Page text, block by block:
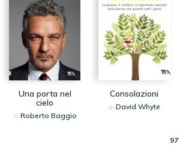
Una porta nel
cielo
di Roberto Baggio
Consolazioni
di David Whyte
97